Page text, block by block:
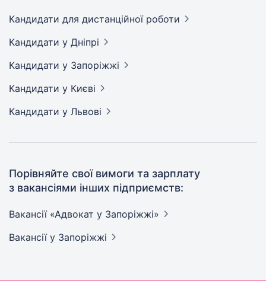
Кандидати для дистанційної роботи
Кандидати у Дніпрі
Кандидати у Запоріжжі
Кандидати у Києві
Кандидати у Львові
Порівняйте свої вимоги та зарплату
з вакансіями інших підприємств:
Вакансії «Адвокат у Запоріжжі»
Вакансії у Запоріжжі